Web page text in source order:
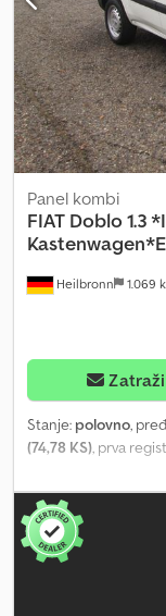
jednostruka, prazna
Zadržavamo pravo
Prodaja isključivo
ključa 241 !!!!!
Heilbronn 1.069
Panel kombi
FIAT Doblo 1.3
Stanje: polovno,
(74,78 KS), prva
razred:euro4, broj
Oprema:
centralno
stabilnosti (ESP),
NEDOSTACI Motor